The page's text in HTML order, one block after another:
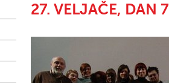
27. VELJAČE, DAN 7